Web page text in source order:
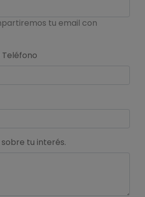
tu email con
tu interés.